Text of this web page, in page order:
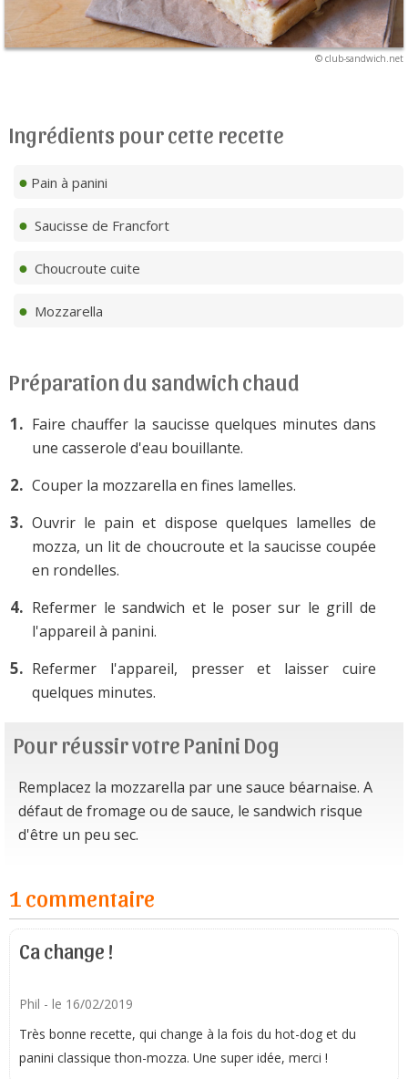
© club-sandwich.net
Ingrédients pour cette recette
Pain à panini
Saucisse de Francfort
Choucroute cuite
Mozzarella
Préparation du sandwich chaud
Faire chauffer la saucisse quelques minutes dans
une casserole d'eau bouillante.
Couper la mozzarella en fines lamelles.
Ouvrir le pain et dispose quelques lamelles de
mozza, un lit de choucroute et la saucisse coupée
en rondelles.
Refermer le sandwich et le poser sur le grill de
l'appareil à panini.
Refermer l'appareil, presser et laisser cuire
quelques minutes.
Pour réussir votre Panini Dog
Remplacez la mozzarella par une sauce béarnaise. A
défaut de fromage ou de sauce, le sandwich risque
d'être un peu sec.
1 commentaire
Ca change !
Phil - le 16/02/2019
Très bonne recette, qui change à la fois du hot-dog et du
panini classique thon-mozza. Une super idée, merci !